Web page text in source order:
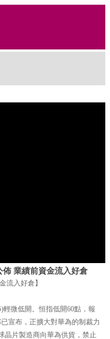
佈 業績前資金流入好倉
流入好倉】
輕微低開。恒指低開60點，報
宣布，正擴大對華為的制裁力
晶片製造商向華為供貨，禁止